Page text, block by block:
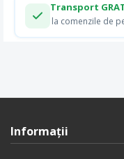
Transport
la comenzile de
Informaţii